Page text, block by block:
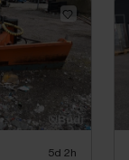
5d 2h